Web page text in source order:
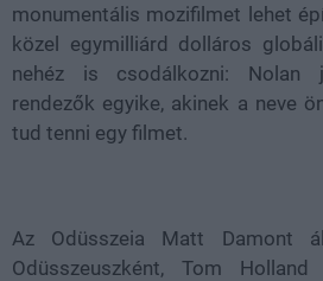
monumentális mozifilmet lehet
közel egymilliárd dolláros
nehéz is csodálkozni: Nolan
rendezők egyike, akinek a neve
tud tenni egy filmet.
Az Odüsszeia Matt Damont
Odüsszeuszként, Tom